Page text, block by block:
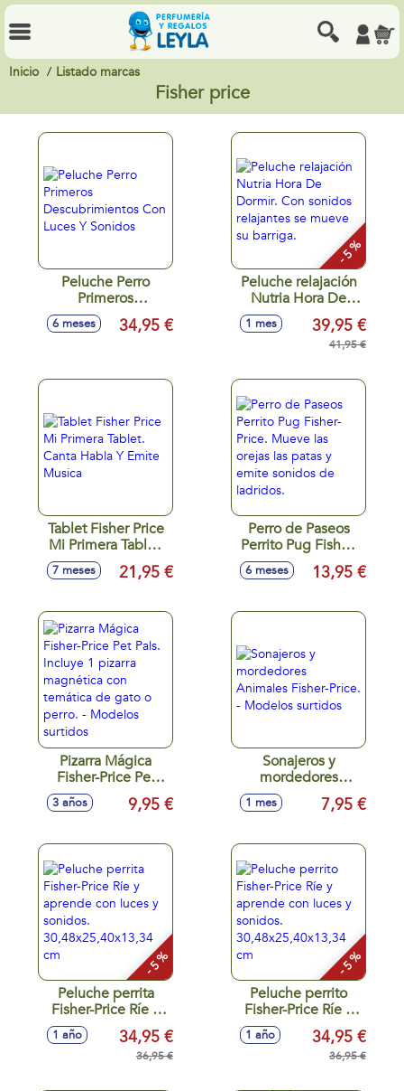
Inicio Listado marcas
Fisher price
Peluche Perro
Primeros
Descubrimientos
Con Luces Y
6 meses 34,95 €
- 5 %
Peluche relajación
Nutria Hora De
Dormir. Con
sonidos relajantes
se mueve su
1 mes 39,95 €
41,95 €
Tablet Fisher Price
Mi Primera Tablet.
Canta Habla Y
Emite Musica
7 meses 21,95 €
Perro de Paseos
Perrito Pug Fisher-
Price. Mueve las
orejas las patas y
ladridos.
6 meses 13,95 €
Pizarra Mágica
Fisher-Price Pet
Pals. Incluye 1
pizarra magnética
gato o perro. -
Modelos surtidos
3 años 9,95 €
Sonajeros y
mordedores
Animales Fisher-
Price. - Modelos
1 mes 7,95 €
- 5 %
Peluche perrita
Fisher-Price Ríe y
aprende con luces
y sonidos.
30,48x25,40x13,34
1 año 34,95 €
36,95 €
- 5 %
Peluche perrito
Fisher-Price Ríe y
aprende con luces
y sonidos.
30,48x25,40x13,34
1 año 34,95 €
36,95 €